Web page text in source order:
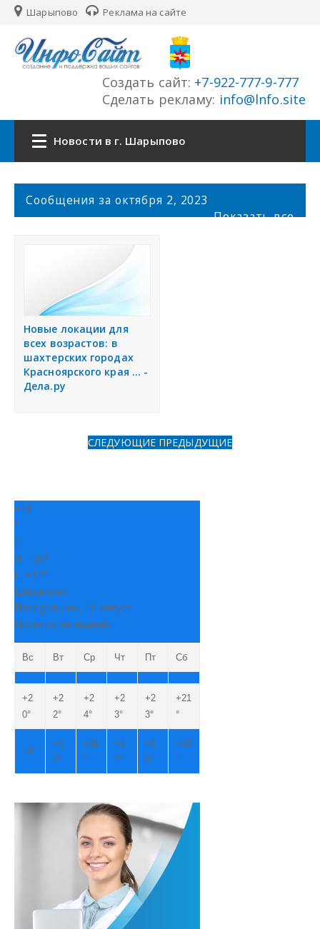
Шарыпово Реклама на сайте
Создать сайт: +7-922-777-9-777
Сделать рекламу: info@lnfo.site
Новости в г. Шарыпово
Главная
История города
Разместить объявление
Регионы России
Сообщения за октября 2, 2023
Показать все
Новые локации для
всех возрастов: в
шахтерских городах
Красноярского края ... -
Дела.ру
СЛЕДУЮЩИЕ ПРЕДЫДУЩИЕ
+18
°
C
H: +20°
L: +12°
Шарыпово
Понедельник, 10 Август
Прогноз на неделю
Вс Вт Ср Чт Пт Сб
+2
0°
+2
2°
+2
4°
+2
3°
+2
3°
+21
°
+9°
+1
0°
+11
°
+1
2°
+1
3°
+10
°